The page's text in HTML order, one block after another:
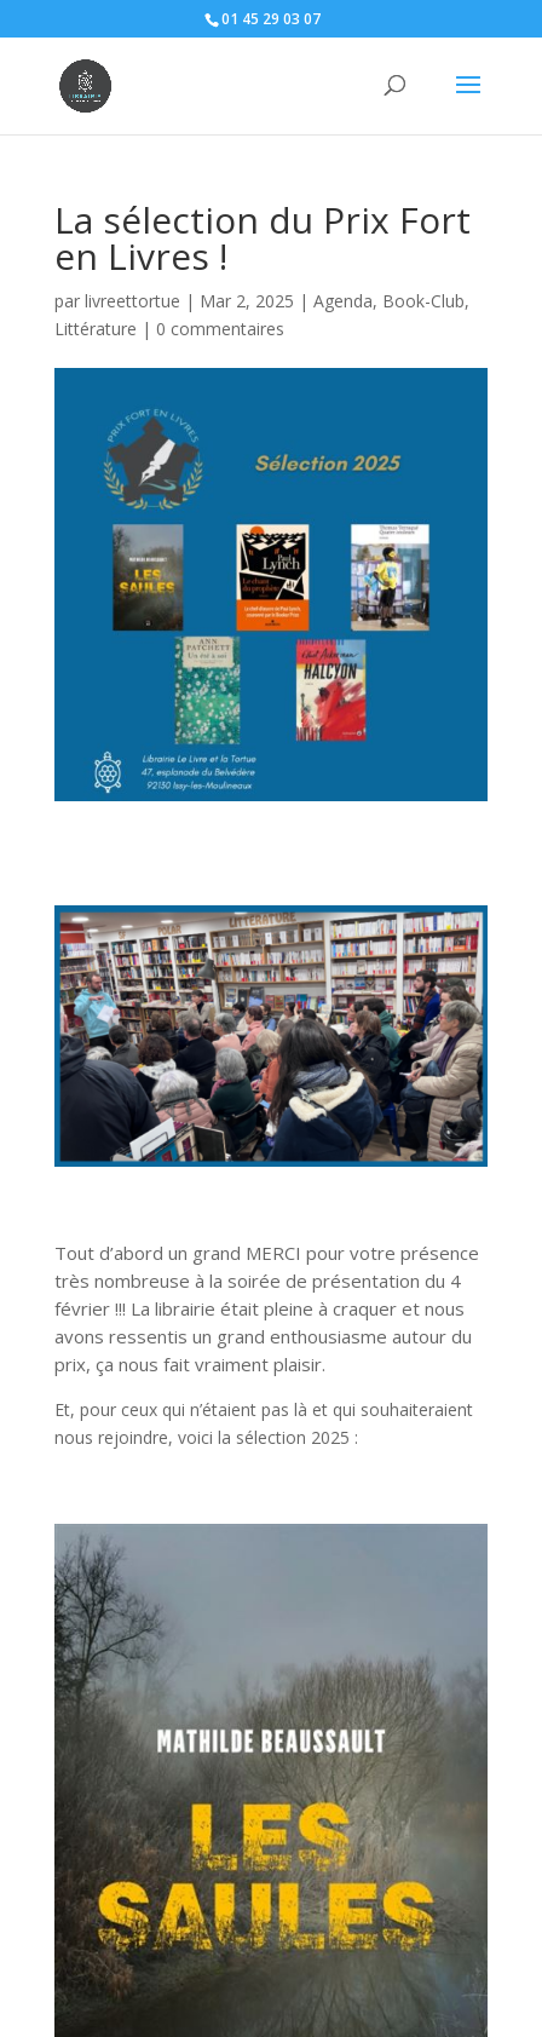
01 45 29 03 07
La sélection du Prix Fort
en Livres !
par livreettortue | Mar 2, 2025 | Agenda, Book-Club,
Littérature | 0 commentaires
Tout d’abord un grand MERCI pour votre présence
très nombreuse à la soirée de présentation du 4
février !!! La librairie était pleine à craquer et nous
avons ressentis un grand enthousiasme autour du
prix, ça nous fait vraiment plaisir.
Et, pour ceux qui n’étaient pas là et qui souhaiteraient
nous rejoindre, voici la sélection 2025 :